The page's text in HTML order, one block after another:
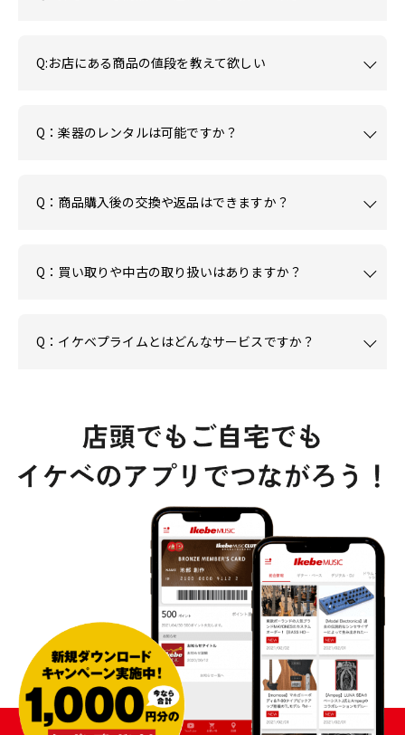
Q:お店にある商品の値段を教えて欲しい
Q：楽器のレンタルは可能ですか？
Q：商品購入後の交換や返品はできますか？
Q：買い取りや中古の取り扱いはありますか？
Q：イケベプライムとはどんなサービスですか？